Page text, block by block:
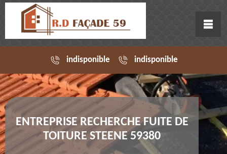
indisponible indisponible
ENTREPRISE RECHERCHE FUITE DE
TOITURE STEENE 59380